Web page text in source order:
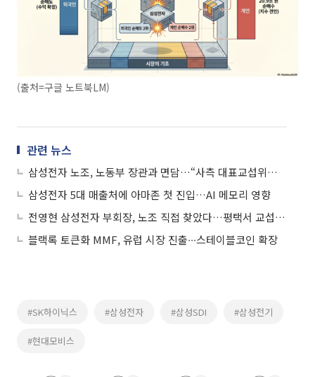
(출처=구글 노트북LM)
관련 뉴스
삼성전자 노조, 노동부 장관과 면담…“사측 대표교섭위원 교체 요구”
삼성전자 5대 매출처에 아마존 첫 진입…AI 메모리 영향
전영현 삼성전자 부회장, 노조 직접 찾았다…평택서 교섭 재개 요청
블랙록 토큰화 MMF, 유럽 시장 진출∙∙∙스테이블코인 확장
#SK하이닉스 #삼성전자 #삼성SDI #삼성전기
#현대모비스